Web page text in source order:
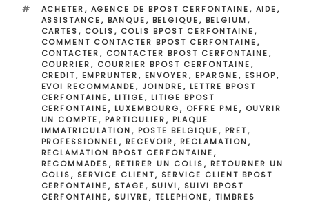
ÉTIQUETTES
ACHETER, AGENCE DE BPOST CERFONTAINE, AIDE,
ASSISTANCE, BANQUE, BELGIQUE, BELGIUM,
CARTES, COLIS, COLIS BPOST CERFONTAINE,
COMMENT CONTACTER BPOST CERFONTAINE,
CONTACTER, CONTACTER BPOST CERFONTAINE,
COURRIER, COURRIER BPOST CERFONTAINE,
CREDIT, EMPRUNTER, ENVOYER, EPARGNE, ESHOP,
EVOI RECOMMANDE, JOINDRE, LETTRE BPOST
CERFONTAINE, LITIGE, LITIGE BPOST
CERFONTAINE, LUXEMBOURG, OFFRE PME, OUVRIR
UN COMPTE, PARTICULIER, PLAQUE
IMMATRICULATION, POSTE BELGIQUE, PRET,
PROFESSIONNEL, RECEVOIR, RECLAMATION,
RECLAMATION BPOST CERFONTAINE,
RECOMMADES, RETIRER UN COLIS, RETOURNER UN
COLIS, SERVICE CLIENT, SERVICE CLIENT BPOST
CERFONTAINE, STAGE, SUIVI, SUIVI BPOST
CERFONTAINE, SUIVRE, TELEPHONE, TIMBRES